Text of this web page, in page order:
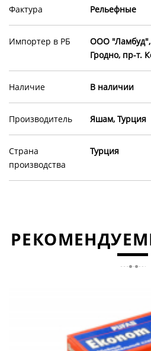
Фактура Рельефные
Импортер в РБ
ООО "Ламбуд",
Гродно, пр-т.
Наличие В наличии
Производитель Яшам, Турция
Страна
производства
Турция